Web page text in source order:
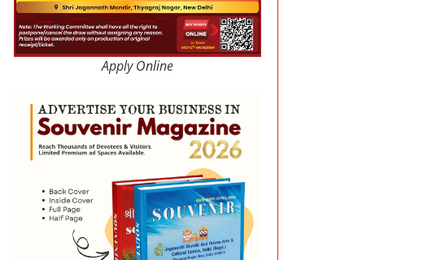
Apply Online